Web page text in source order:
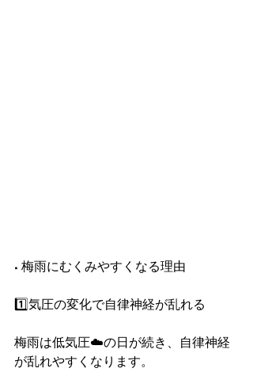
■ 梅雨にむくみやすくなる理由
1️⃣気圧の変化で自律神経が乱れる
梅雨は低気圧☁️の日が続き、自律神経
が乱れやすくなります。